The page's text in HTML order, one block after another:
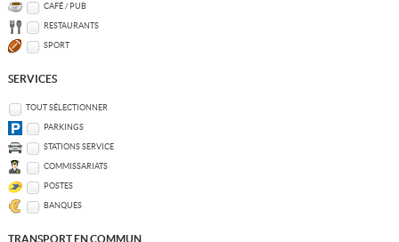
CAFÉ / PUB
RESTAURANTS
SPORT
SERVICES
TOUT SÉLECTIONNER
PARKINGS
STATIONS SERVICE
COMMISSARIATS
POSTES
BANQUES
TRANSPORT EN COMMUN